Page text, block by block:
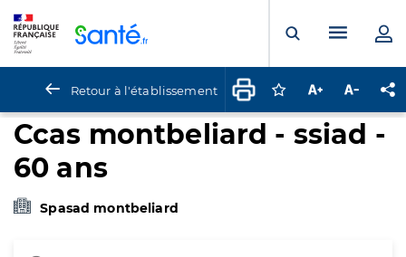
Ouvrir laMenu
Retour à l'établissement Connectez-vous
Augmenter la
Ccas montbeliard - ssiad -
60 ans
Spasad montbeliard